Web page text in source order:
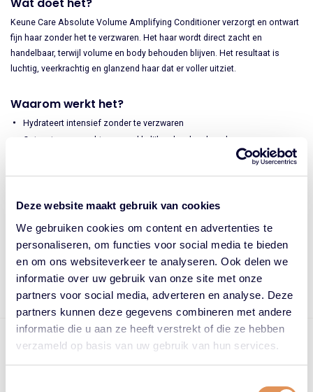
Deze website maakt gebruik van cookies
We gebruiken cookies om content en advertenties te
personaliseren, om functies voor social media te bieden
en om ons websiteverkeer te analyseren. Ook delen we
informatie over uw gebruik van onze site met onze
partners voor social media, adverteren en analyse. Deze
partners kunnen deze gegevens combineren met andere
informatie die u aan ze heeft verstrekt of die ze hebben
verzameld op basis van uw gebruik van hun services.
Keune Care Absolute Volume Amplifying Conditioner verzorgt en ontwart
fijn haar zonder het te verzwaren. Het haar wordt direct zacht en
handelbaar, terwijl volume en body behouden blijven. Het resultaat is
luchtig, veerkrachtig en glanzend haar dat er voller uitziet.
Waarom werkt het?
Hydrateert intensief zonder te verzwaren
Ontwart en verzacht voor makkelijker doorkambaar haar
Hoe te gebruiken?
Breng aan op gewassen haar
Laat 1–3 minuten inwerken
Spoel grondig uit
Gratis bezorging vanaf €75,- in NL
Beoordeling: 4.88/5.00 door 3640+ klanten